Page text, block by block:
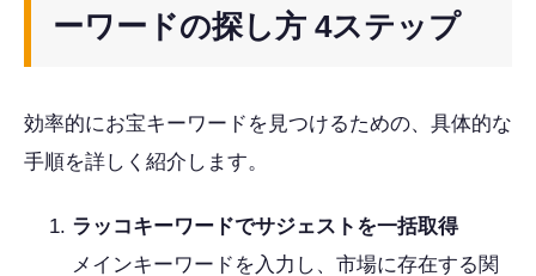
ーワードの探し方 4ステップ
効率的にお宝キーワードを見つけるための、具体的な
手順を詳しく紹介します。
ラッコキーワードでサジェストを一括取得
メインキーワードを入力し、市場に存在する関